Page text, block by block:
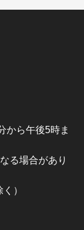
から午後5時ま
る場合があり
）